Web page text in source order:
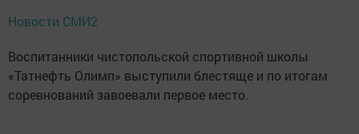
Новости СМИ2
Воспитанники чистопольской спортивной школы
«Татнефть Олимп» выступили блестяще и по итогам
соревнований завоевали первое место.